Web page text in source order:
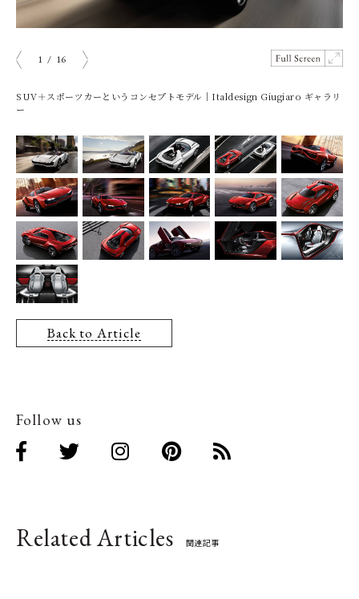
1 / 16
SUV＋スポーツカーというコンセプトモデル｜Italdesign Giugiaro ギャラリ
ー
Back to Article
Follow us
Related Articles 関連記事